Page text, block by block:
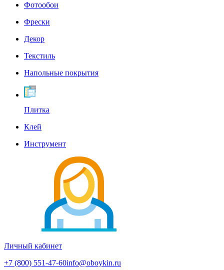
Фотообои
Фрески
Декор
Текстиль
Напольные покрытия
Плитка
Клей
Инструмент
Личный кабинет
+7 (800) 551-47-60info@oboykin.ru